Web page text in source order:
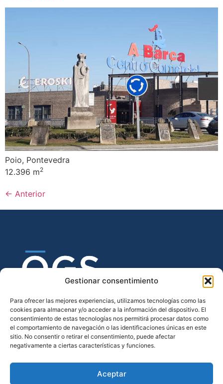
Gestionar consentimiento
Para ofrecer las mejores experiencias, utilizamos tecnologías como las
cookies para almacenar y/o acceder a la información del dispositivo. El
consentimiento de estas tecnologías nos permitirá procesar datos como
el comportamiento de navegación o las identificaciones únicas en este
sitio. No consentir o retirar el consentimiento, puede afectar
negativamente a ciertas características y funciones.
Aceptar
Poio, Pontevedra
12.396 m2
← Anterior